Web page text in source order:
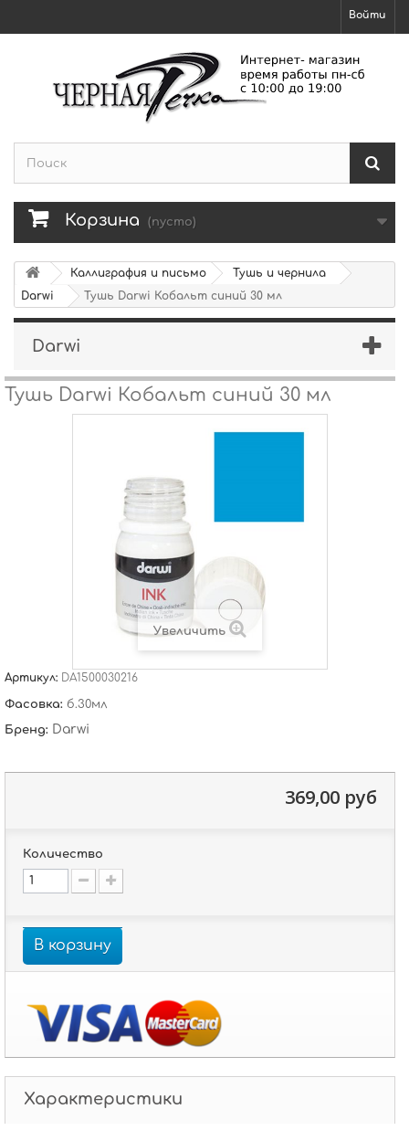
Войти
Корзина (пусто)
Каллиграфия и письмо
Тушь и чернила
Darwi
Тушь Darwi Кобальт синий 30 мл
Darwi
Тушь Darwi Кобальт синий 30 мл
Увеличить
Артикул: DA1500030216
Фасовка: б.30мл
Бренд: Darwi
369,00 руб
Количество
В корзину
Характеристики